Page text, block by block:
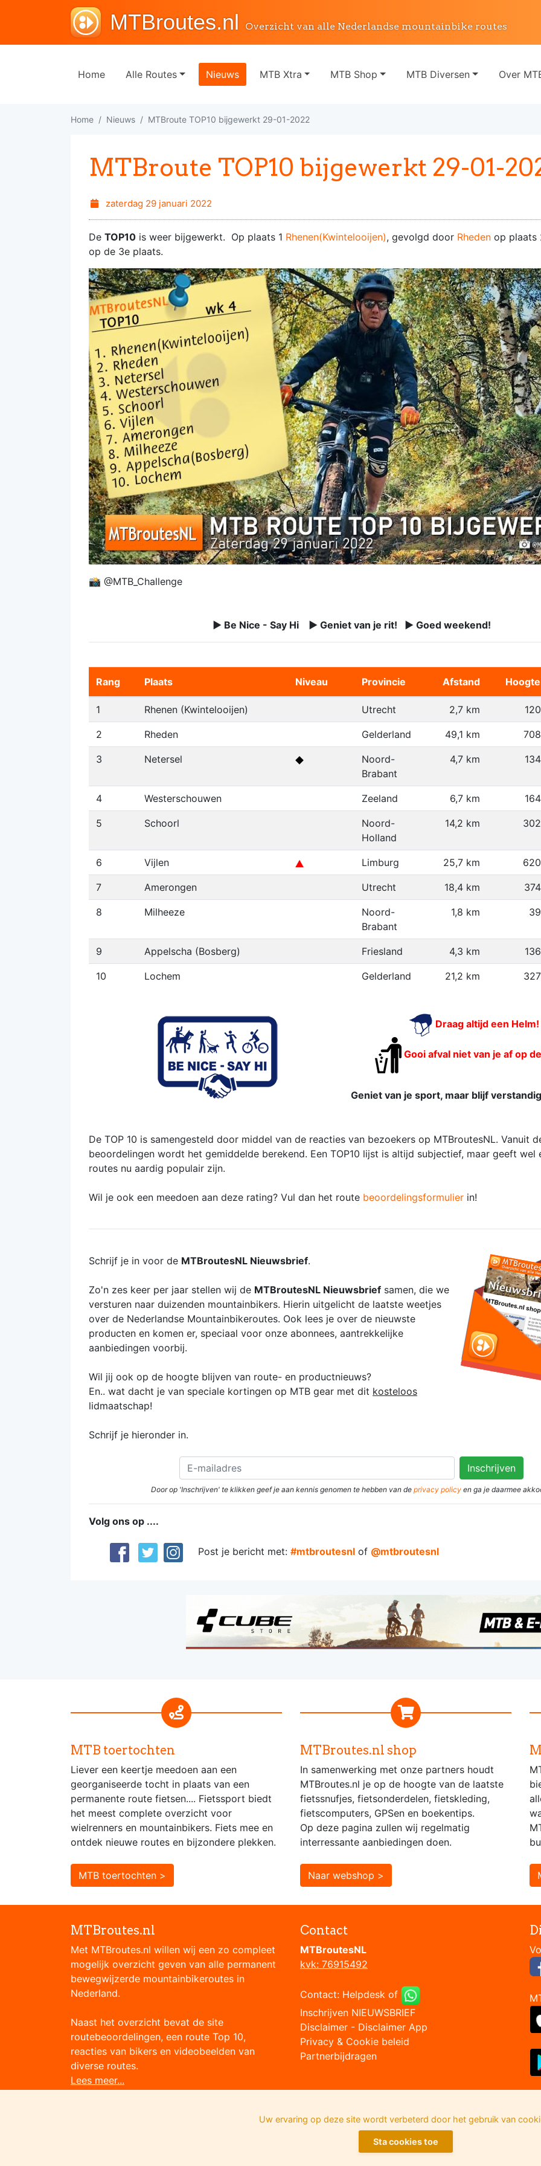
MTBroutes.nl Overzicht van alle Nederlandse mountainbike routes
Home Alle Routes Nieuws MTB Xtra MTB Shop MTB Diversen Over
Home Nieuws MTBroute TOP10 bijgewerkt 29-01-2022
MTBroute TOP10 bijgewerkt 29-01-
zaterdag 29 januari 2022
De TOP10 is weer bijgewerkt. Op plaats 1 Rhenen(Kwintelooijen), gevolgd door Rheden op plaats
op de 3e plaats.
📸 @MTB_Challenge
► Be Nice - Say Hi ► Geniet van je rit! ► Goed weekend!
Rang Plaats Niveau Provincie Afstand
1 Rhenen (Kwintelooijen) Utrecht 2,7 km
2 Rheden Gelderland 49,1 km
3 Netersel
Noord-
Brabant
4,7 km
4 Westerschouwen Zeeland 6,7 km
5 Schoorl
Noord-
Holland
14,2 km
6 Vijlen Limburg 25,7 km
7 Amerongen Utrecht 18,4 km
8 Milheeze
Noord-
Brabant
1,8 km
9 Appelscha (Bosberg) Friesland 4,3 km
10 Lochem Gelderland 21,2 km
Draag altijd een Helm!
Gooi afval niet van je af op
Geniet van je sport, maar blijf
De TOP 10 is samengesteld door middel van de reacties van bezoekers op MTBroutesNL. Vanuit
beoordelingen wordt het gemiddelde berekend. Een TOP10 lijst is altijd subjectief, maar geeft wel
routes nu aardig populair zijn.
Wil je ook een meedoen aan deze rating? Vul dan het route beoordelingsformulier in!
Schrijf je in voor de MTBroutesNL Nieuwsbrief.
Zo'n zes keer per jaar stellen wij de MTBroutesNL Nieuwsbrief samen, die we
versturen naar duizenden mountainbikers. Hierin uitgelicht de laatste weetjes
over de Nederlandse Mountainbikeroutes. Ook lees je over de nieuwste
producten en komen er, speciaal voor onze abonnees, aantrekkelijke
aanbiedingen voorbij.
Wil jij ook op de hoogte blijven van route- en productnieuws?
En.. wat dacht je van speciale kortingen op MTB gear met dit kosteloos
lidmaatschap!
Schrijf je hieronder in.
Door op 'Inschrijven' te klikken geef je aan kennis genomen te hebben van de privacy policyen ga je daarmee
Volg ons op ....
Post je bericht met: #mtbroutesnl of @mtbroutesnl
MTB toertochten
Liever een keertje meedoen aan een
georganiseerde tocht in plaats van een
permanente route fietsen.... Fietssport biedt
het meest complete overzicht voor
wielrenners en mountainbikers. Fiets mee en
ontdek nieuwe routes en bijzondere plekken.
MTB toertochten >
MTBroutes.nl shop
In samenwerking met onze partners houdt
MTBroutes.nl je op de hoogte van de laatste
fietssnufjes, fietsonderdelen, fietskleding,
fietscomputers, GPSen en boekentips.
Op deze pagina zullen wij regelmatig
interressante aanbiedingen doen.
Naar webshop >
MTBroutes.nl
Met MTBroutes.nl willen wij een zo compleet
mogelijk overzicht geven van alle permanent
bewegwijzerde mountainbikeroutes in
Nederland.
Naast het overzicht bevat de site
routebeoordelingen, een route Top 10,
reacties van bikers en videobeelden van
diverse routes.
Lees meer...
Contact
MTBroutesNL
kvk: 76915492
Contact: Helpdesk of
Inschrijven NIEUWSBRIEF
Disclaimer - Disclaimer App
Privacy & Cookie beleid
Partnerbijdragen
Uw ervaring op deze site wordt verbeterd door het gebruik van
Sta cookies toe